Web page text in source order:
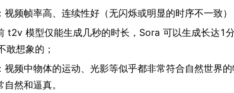
频帧率高、连续性好（无闪烁或明显的时序不一致）
t2v 模型仅能生成几秒的时长，Sora 可以生成长达1
想象的；
视频中物体的运动、光影等似乎都非常符合自然世界
然和逼真。